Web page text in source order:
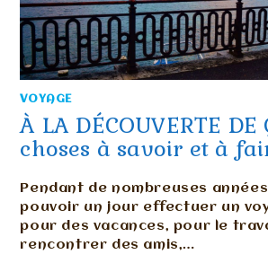
VOYAGE
À LA DÉCOUVERTE DE
choses à savoir et à
Pendant de nombreuses
pouvoir un jour effectuer un
pour des vacances, pour le
rencontrer des amis,…